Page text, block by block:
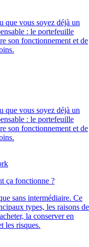
que vous soyez déjà un
: le portefeuille
son fonctionnement et de
que vous soyez déjà un
: le portefeuille
son fonctionnement et de
ça fonctionne ?
sans intermédiaire. Ce
types, les raisons de
la conserver en
les risques.